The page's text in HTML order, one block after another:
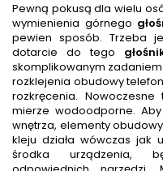
Pewną pokusą dla wielu
wymienienia górnego
pewien sposób. Trzeba
dotarcie do tego
skomplikowanym
rozklejenia obudowy
rozkręcenia.
mierze wodoodporne.
wnętrza, elementy
kleju działa wówczas jak
środka urządzenia,